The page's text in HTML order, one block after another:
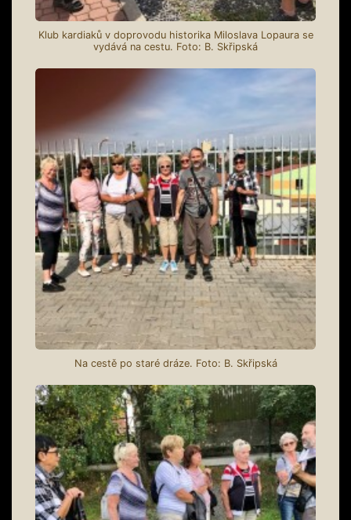
Klub kardiaků v doprovodu historika Miloslava Lopaura se
vydává na cestu. Foto: B. Skřipská
Na cestě po staré dráze. Foto: B. Skřipská